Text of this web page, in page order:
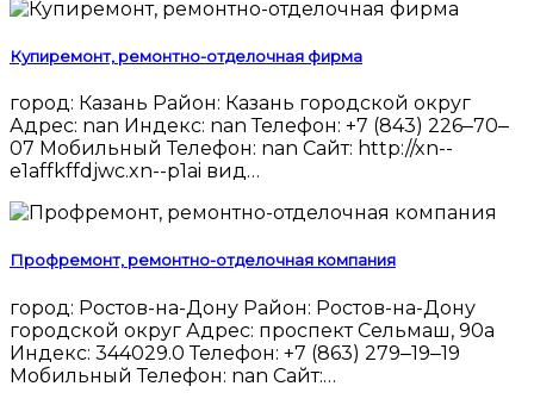
Купиремонт, ремонтно-отделочная фирма
город: Казань Район: Казань городской округ
Адрес: nan Индекс: nan Телефон: +7 (843) 226‒70‒
07 Мобильный Телефон: nan Сайт: http://xn--
e1affkffdjwc.xn--p1ai вид…
Профремонт, ремонтно-отделочная компания
город: Ростов-на-Дону Район: Ростов-на-Дону
городской округ Адрес: проспект Сельмаш, 90а
Индекс: 344029.0 Телефон: +7 (863) 279‒19‒19
Мобильный Телефон: nan Сайт:…